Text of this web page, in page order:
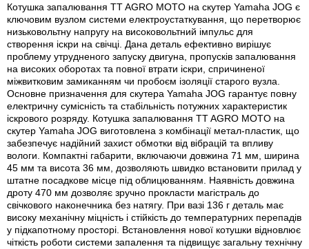
Котушка запалювання TT AGRO MOTO на скутер Yamaha JOG є
ключовим вузлом системи електроустаткування, що перетворює
низьковольтну напругу на високовольтний імпульс для
створення іскри на свічці. Дана деталь ефективно вирішує
проблему утрудненого запуску двигуна, пропусків запалювання
на високих оборотах та повної втрати іскри, спричиненої
міжвитковим замиканням чи пробоєм ізоляції старого вузла.
Основне призначення для скутера Yamaha JOG гарантує повну
електричну сумісність та стабільність потужних характеристик
іскрового розряду. Котушка запалювання TT AGRO MOTO на
скутер Yamaha JOG виготовлена з комбінації метал-пластик, що
забезпечує надійний захист обмотки від вібрацій та впливу
вологи. Компактні габарити, включаючи довжина 71 мм, ширина
45 мм та висота 36 мм, дозволяють швидко встановити прилад у
штатне посадкове місце під облицюванням. Наявність довжина
дроту 470 мм дозволяє зручно прокласти магістраль до
свічкового наконечника без натягу. При вазі 136 г деталь має
високу механічну міцність і стійкість до температурних перепадів
у підкапотному просторі. Встановлення нової котушки відновлює
чіткість роботи системи запалення та підвищує загальну технічну